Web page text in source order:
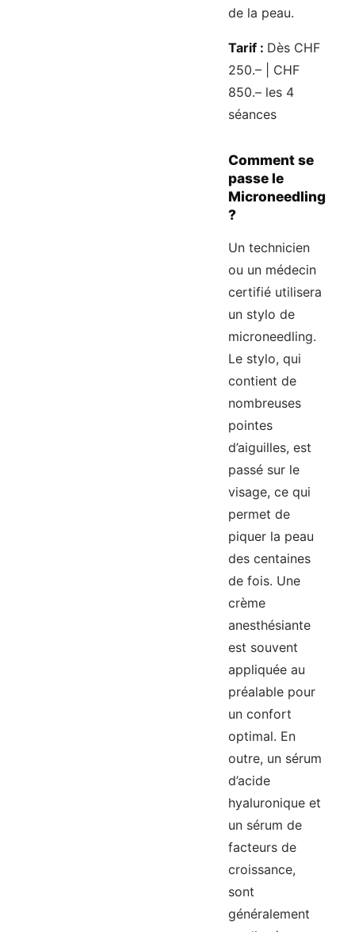
de la peau.
Tarif : Dès CHF
250.– | CHF
850.– les 4
séances
Comment se
passe le
Microneedling
?
Un technicien
ou un médecin
certifié utilisera
un stylo de
microneedling.
Le stylo, qui
contient de
nombreuses
pointes
d’aiguilles, est
passé sur le
visage, ce qui
permet de
piquer la peau
des centaines
de fois. Une
crème
anesthésiante
est souvent
appliquée au
préalable pour
un confort
optimal. En
outre, un sérum
d’acide
hyaluronique et
un sérum de
facteurs de
croissance,
sont
généralement